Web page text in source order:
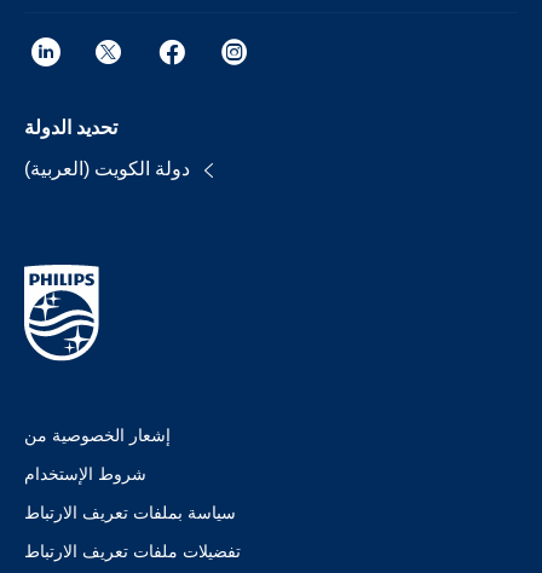
تحديد الدولة
إشعار الخصوصية من
شروط الإستخدام
سياسة بملفات تعريف الارتباط
تفضيلات ملفات تعريف الارتباط